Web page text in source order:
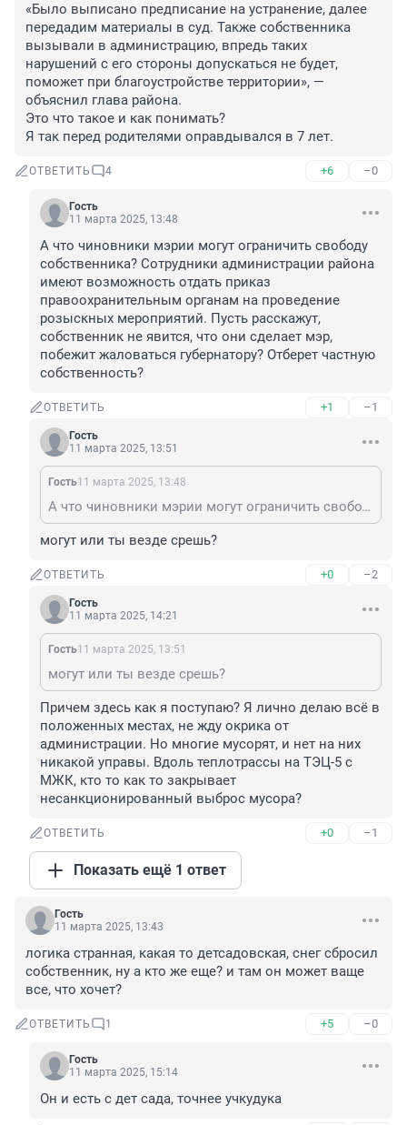
«Было выписано предписание на устранение, далее
передадим материалы в суд. Также собственника
вызывали в администрацию, впредь таких
нарушений с его стороны допускаться не будет,
поможет при благоустройстве территории», —
объяснил глава района.
Это что такое и как понимать?
Я так перед родителями оправдывался в 7 лет.
ОТВЕТИТЬ 4 +6 –0
Гость
11 марта 2025, 13:48
А что чиновники мэрии могут ограничить свободу
собственника? Сотрудники администрации района
имеют возможность отдать приказ
правоохранительным органам на проведение
розыскных мероприятий. Пусть расскажут,
собственник не явится, что они сделает мэр,
побежит жаловаться губернатору? Отберет частную
собственность?
ОТВЕТИТЬ +1 –1
Гость
11 марта 2025, 13:51
Гость11 марта 2025, 13:48
А что чиновники мэрии могут ограничить свободу собственника? Сотрудники администрации района имеют возможность отдать приказ правоохранительным органам на проведение розыскных мероприятий. Пусть расскажут, собственник не явится, что они сделает мэр, побежит жаловаться губернатору? Отберет частную собственность?
могут или ты везде срешь?
ОТВЕТИТЬ +0 –2
Гость
11 марта 2025, 14:21
Гость11 марта 2025, 13:51
могут или ты везде срешь?
Причем здесь как я поступаю? Я лично делаю всё в
положенных местах, не жду окрика от
администрации. Но многие мусорят, и нет на них
никакой управы. Вдоль теплотрассы на ТЭЦ-5 с
МЖК, кто то как то закрывает
несанкционированный выброс мусора?
ОТВЕТИТЬ +0 –1
Показать ещё 1 ответ
Гость
11 марта 2025, 13:43
логика странная, какая то детсадовская, снег сбросил
собственник, ну а кто же еще? и там он может ваще
все, что хочет?
ОТВЕТИТЬ 1 +5 –0
Гость
11 марта 2025, 15:14
Он и есть с дет сада, точнее учкудука